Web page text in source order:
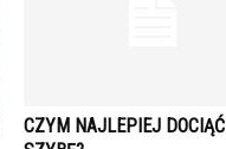
CZYM NAJLEPIEJ DOCIĄĆ